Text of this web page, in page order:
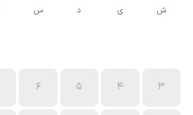
ش ی د س
3
4
5
6